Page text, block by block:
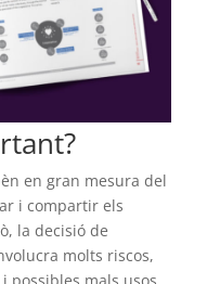
en gran mesura del
i compartir els
la decisió de
molts riscos,